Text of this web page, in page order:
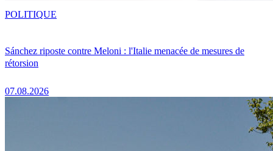
Sánchez riposte contre Meloni : l'Italie menacée de mesures de
rétorsion
07.08.2026
POLITIQUE